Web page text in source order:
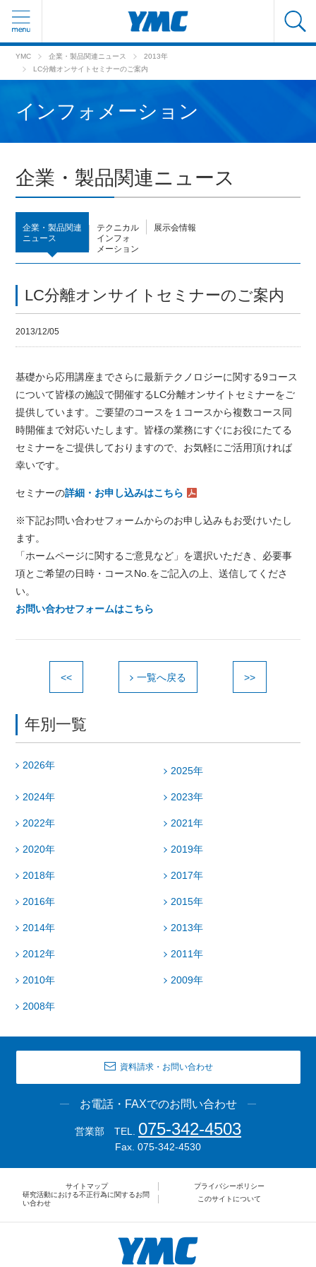
YMC 企業・製品関連ニュース
2013年
LC分離オンサイトセミナーのご案内
インフォメーション
企業・製品関連ニュース
企業・製品関連
ニュース
テクニカル
インフォ
メーション
展示会情報
LC分離オンサイトセミナーのご案内
2013/12/05
基礎から応用講座までさらに最新テクノロジーに関する9コース
について皆様の施設で開催するLC分離オンサイトセミナーをご
提供しています。ご要望のコースを１コースから複数コース同
時開催まで対応いたします。皆様の業務にすぐにお役にたてる
セミナーをご提供しておりますので、お気軽にご活用頂ければ
幸いです。
セミナーの詳細・お申し込みはこちら
※下記お問い合わせフォームからのお申し込みもお受けいたし
ます。
「ホームページに関するご意見など」を選択いただき、必要事
項とご希望の日時・コースNo.をご記入の上、送信してくださ
い。
お問い合わせフォームはこちら
<< 一覧へ戻る >>
年別一覧
2026年 2025年
2024年 2023年
2022年 2021年
2020年 2019年
2018年 2017年
2016年 2015年
2014年 2013年
2012年 2011年
2010年 2009年
2008年
資料請求・お問い合わせ
お電話・FAXでのお問い合わせ
営業部 TEL. 075-342-4503
Fax. 075-342-4530
サイトマップ
プライバシーポリシー
研究活動における不正行為に関するお問
い合わせ
このサイトについて